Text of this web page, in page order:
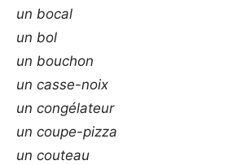
un bocal
un bol
un bouchon
un casse-noix
un congélateur
un coupe-pizza
un couteau